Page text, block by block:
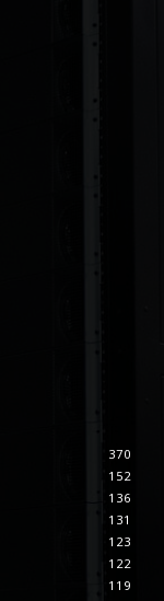
370
152
136
131
123
122
119